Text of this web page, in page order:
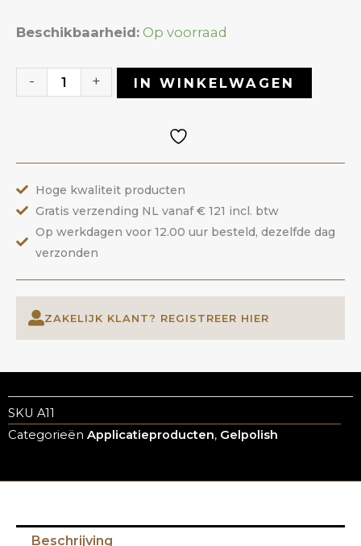
Beschikbaarheid: Op voorraad
-
Gelpolish
Allure
+ IN WINKELWAGEN
Hoge kwaliteit producten
Gratis verzending NL vanaf € 121 incl. btw
Op werkdagen voor 12.00 uur besteld, dezelfde dag
verzonden
ZAKELIJK KLANT? REGISTREER HIER
SKU A11
Categorieën Applicatieproducten, Gelpolish
Beschrijving